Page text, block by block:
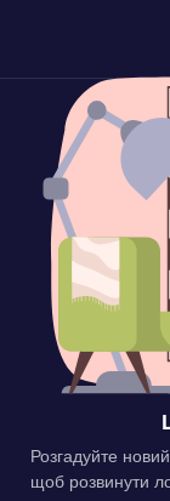
Розгадуйте
щоб розвинути